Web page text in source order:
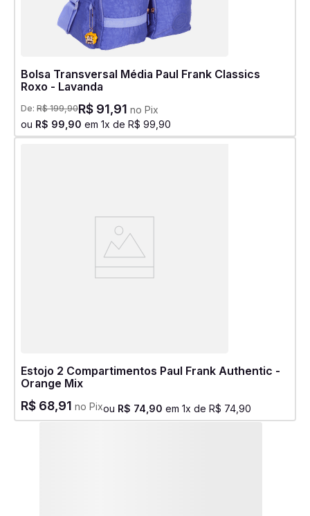
Bolsa Transversal Média Paul Frank Classics
Roxo - Lavanda
De: R$ 199,90R$ 91,91 no Pix
ou R$ 99 90 em 1x de R$ 99 90
Estojo 2 Compartimentos Paul Frank Authentic -
Orange Mix
R$ 68,91 no Pixou R$ 74 90 em 1x de R$ 74 90